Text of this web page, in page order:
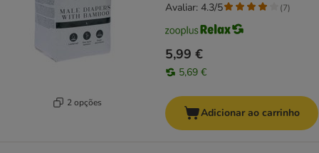
2 opções
5,99 €
5,69 €
Avaliar: 4.3/5 (7)
Adicionar ao carrinho